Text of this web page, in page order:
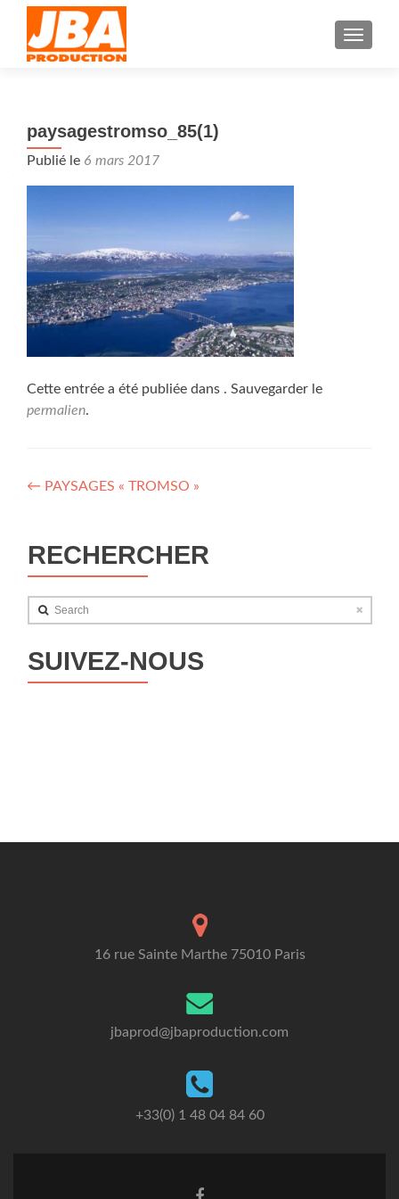
paysagestromso_85(1)
Publié le 6 mars 2017
Cette entrée a été publiée dans . Sauvegarder le
permalien.
Navigation
articles
← PAYSAGES « TROMSO »
RECHERCHER
Search
SUIVEZ-NOUS
16 rue Sainte Marthe 75010 Paris
jbaprod@jbaproduction.com
+33(0) 1 48 04 84 60